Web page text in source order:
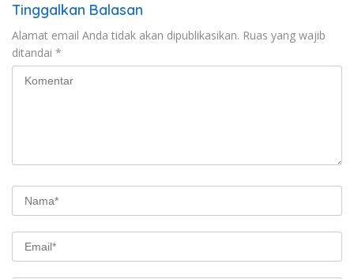
Tinggalkan Balasan
Alamat email Anda tidak akan dipublikasikan. Ruas yang wajib
ditandai *